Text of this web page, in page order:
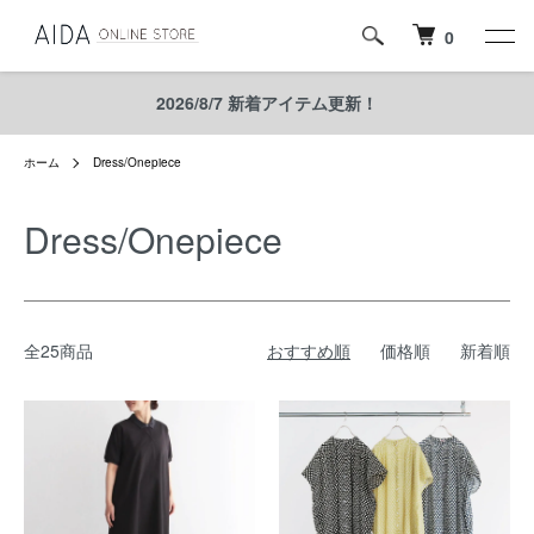
0
2026/8/7 新着アイテム更新！
ホーム Dress/Onepiece
Dress/Onepiece
全25商品 おすすめ順 価格順 新着順